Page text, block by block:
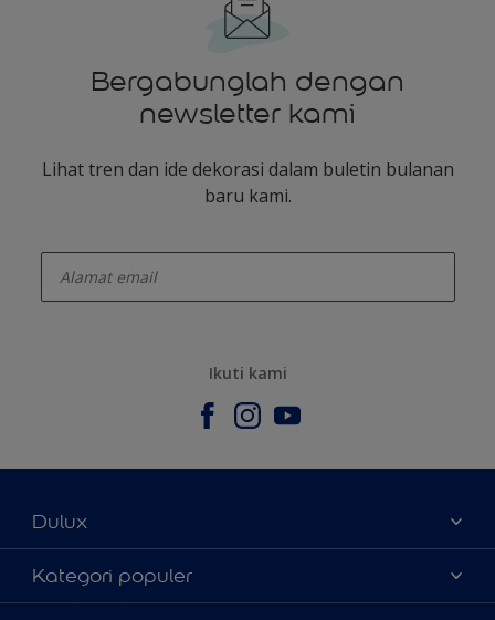
Bergabunglah dengan
newsletter kami
Lihat tren dan ide dekorasi dalam buletin bulanan
baru kami.
Ikuti kami
Dulux
Tentang Kami
Contact us
Kategori populer